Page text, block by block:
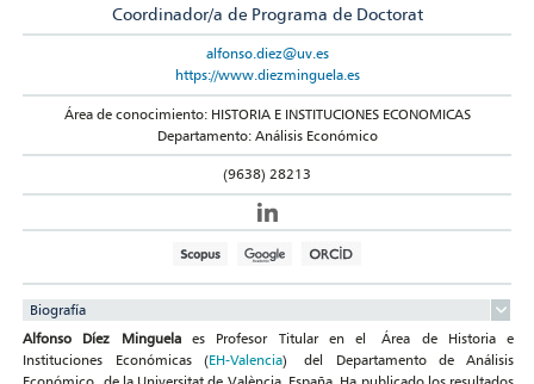
Coordinador/a de Programa de Doctorat
alfonso.diez@uv.es
https://www.diezminguela.es
Área de conocimiento: HISTORIA E INSTITUCIONES ECONOMICAS
Departamento: Análisis Económico
(9638) 28213
Biografía
Alfonso Díez Minguelaes Profesor Titular en el Área de Historia e
Instituciones Económicas (EH-Valencia) del Departamento de Análisis